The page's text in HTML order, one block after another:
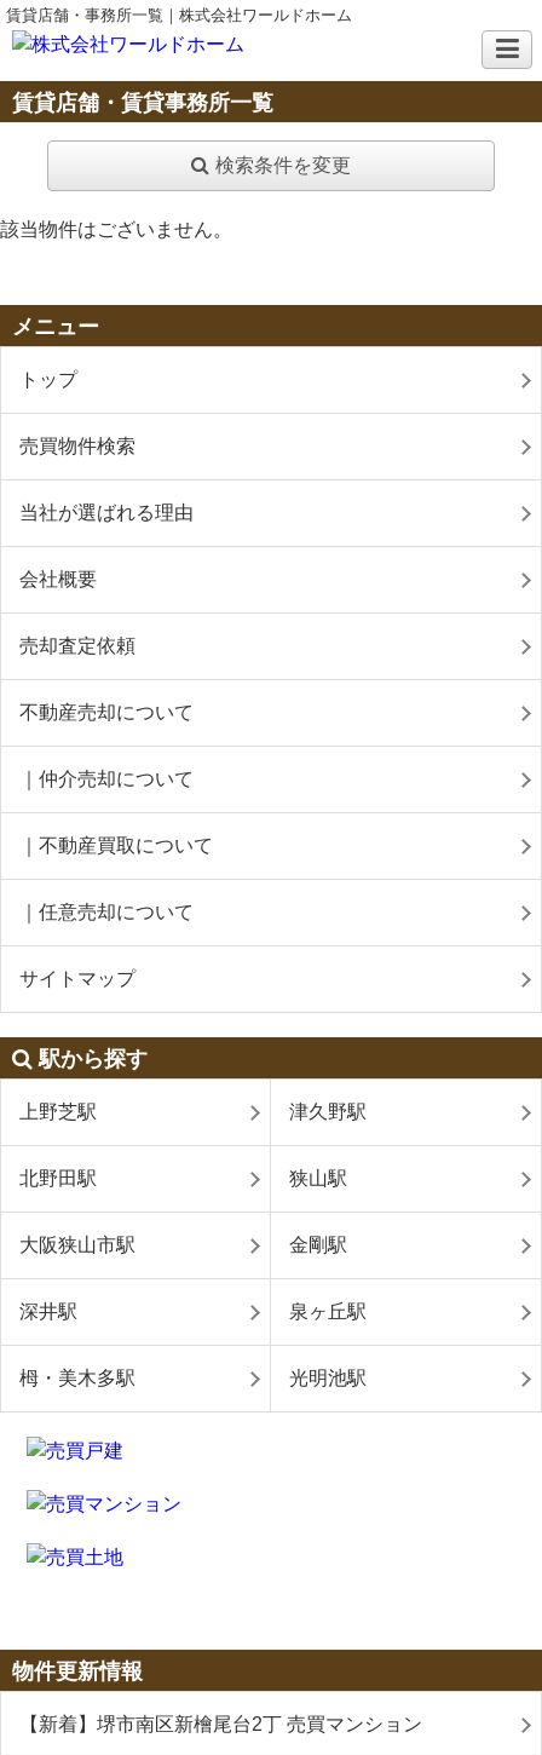
賃貸店舗・事務所一覧｜株式会社ワールドホーム
賃貸店舗・賃貸事務所一覧
検索条件を変更
該当物件はございません。
メニュー
トップ
売買物件検索
当社が選ばれる理由
会社概要
売却査定依頼
不動産売却について
｜仲介売却について
｜不動産買取について
｜任意売却について
サイトマップ
駅から探す
上野芝駅 津久野駅
北野田駅 狭山駅
大阪狭山市駅 金剛駅
深井駅 泉ヶ丘駅
栂・美木多駅 光明池駅
物件更新情報
【新着】堺市南区新檜尾台2丁 売買マンション